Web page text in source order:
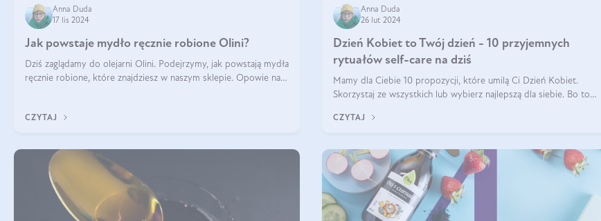
Anna Duda
17 lis 2024
Jak powstaje mydło ręcznie robione Olini?
Dziś zaglądamy do olejarni Olini. Podejrzymy, jak powstają mydła
ręcznie robione, które znajdziesz w naszym sklepie. Opowie nam
CZYTAJ
Anna Duda
26 lut 2024
Dzień Kobiet to Twój dzień - 10 przyjemnych
rytuałów self-care na dziś
Mamy dla Ciebie 10 propozycji, które umilą Ci Dzień Kobiet.
Skorzystaj ze wszystkich lub wybierz najlepszą dla siebie. Bo to
CZYTAJ